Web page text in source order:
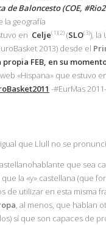
de Baloncesto (COE,
la geografía
en Celje(1)(2) (SLO(3)), la
2013) desde el
propia FEB, en su
«Hispana» que estuvo
-#EurMas
que Llull no se
que sea
la «y» castellana (que
de utilizar en esta misma
, al menos, que hablan
sí que son capaces de